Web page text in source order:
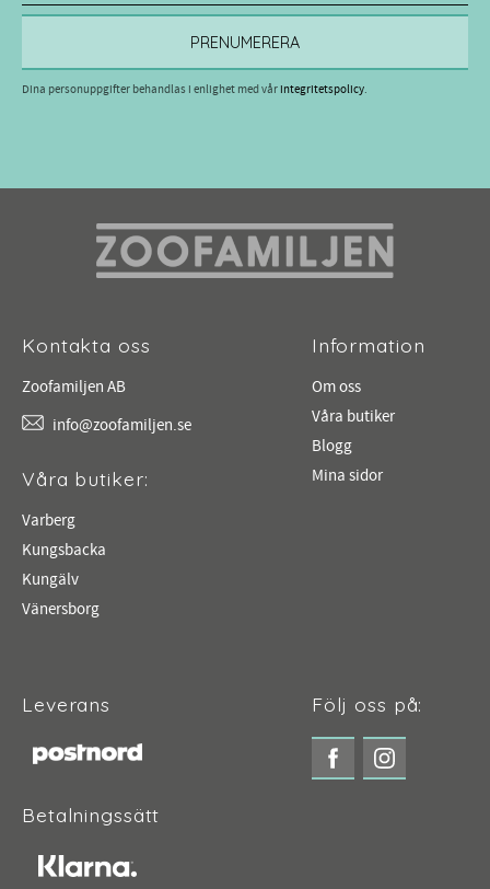
PRENUMERERA
Dina personuppgifter behandlas i enlighet med vårintegritetspolicy.
Kontakta oss
Zoofamiljen AB
info@zoofamiljen.se
Våra butiker:
Varberg
Kungsbacka
Kungälv
Vänersborg
Information
Om oss
Våra butiker
Blogg
Mina sidor
Leverans
Betalningssätt
Följ oss på: